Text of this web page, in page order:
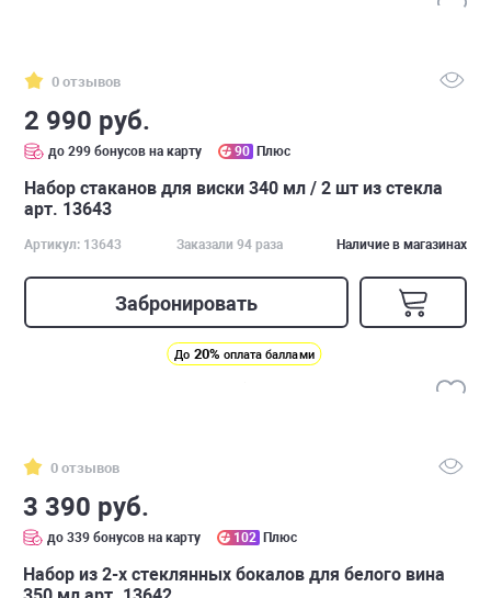
0 отзывов
2 990 руб.
до 299 бонусов на карту 90 Плюс
Набор стаканов для виски 340 мл / 2 шт из стекла
арт. 13643
Артикул: 13643 Заказали 94 раза Наличие в магазинах
Забронировать
До 20% оплата баллами
0 отзывов
3 390 руб.
до 339 бонусов на карту 102 Плюс
Набор из 2-х стеклянных бокалов для белого вина